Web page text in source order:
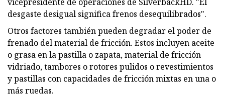
desgaste desigual significa frenos desequilibrados".
Otros factores también pueden degradar el poder de
frenado del material de fricción. Estos incluyen aceite
o grasa en la pastilla o zapata, material de fricción
vidriado, tambores o rotores pulidos o revestimientos
y pastillas con capacidades de fricción mixtas en una o
más ruedas.